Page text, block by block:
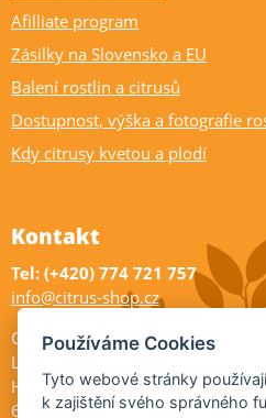
Afilliate program
Zásilky na Slovensko a EU
Balení rostlin a citrusů
Dostupnost, výška a fotografie
Kdy citrusy kvetou a plodí
Kontakt
Tel: (+420) 774 721 757
info@citrus-shop.cz
Citrus shop zahradnictví
Legionářů 2
Hodonín
695 01
Používáme Cookies
Tyto webové stránky
k zajištění svého správného